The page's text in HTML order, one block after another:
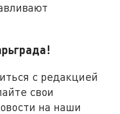
с редакцией
свои
на наши